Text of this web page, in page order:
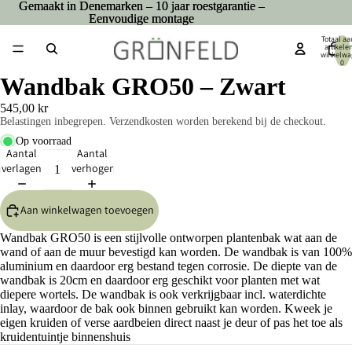
Gemaakt in Denemarken – 10 jaar roestgarantie –
Eenvoudige montage
Gemaakt in Denemarken – 10 jaar roestgarantie –
Eenvoudige montage
Totaal
0
Wandbak GRO50 – Zwart
545,00 kr
Belastingen inbegrepen. Verzendkosten worden berekend bij de checkout.
Op voorraad
Aantal
verlagen
Aantal
verhogen
Aan winkelwagen toevoegen
Wandbak GRO50 is een stijlvolle ontworpen plantenbak wat aan de
wand of aan de muur bevestigd kan worden. De wandbak is van 100%
aluminium en daardoor erg bestand tegen corrosie. De diepte van de
wandbak is 20cm en daardoor erg geschikt voor planten met wat
diepere wortels. De wandbak is ook verkrijgbaar incl. waterdichte
inlay, waardoor de bak ook binnen gebruikt kan worden. Kweek je
eigen kruiden of verse aardbeien direct naast je deur of pas het toe als
kruidentuintje binnenshuis